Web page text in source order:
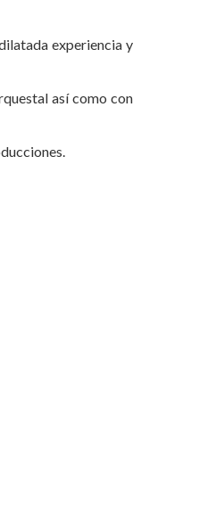
experiencia y
asícomo con